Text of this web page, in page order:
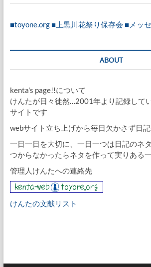
■toyone.org ■上黒川花祭り保存会 ■メッ
ABOUT
kenta's page!!について
けんたが日々徒然…2001年より記録して
サイトです
webサイト立ち上げから毎日欠かさず日
一日一日を大切に、一日一つは日記のネ
つからなかったらネタを作って実りある
管理人けんたへの連絡先
けんたの文献リスト